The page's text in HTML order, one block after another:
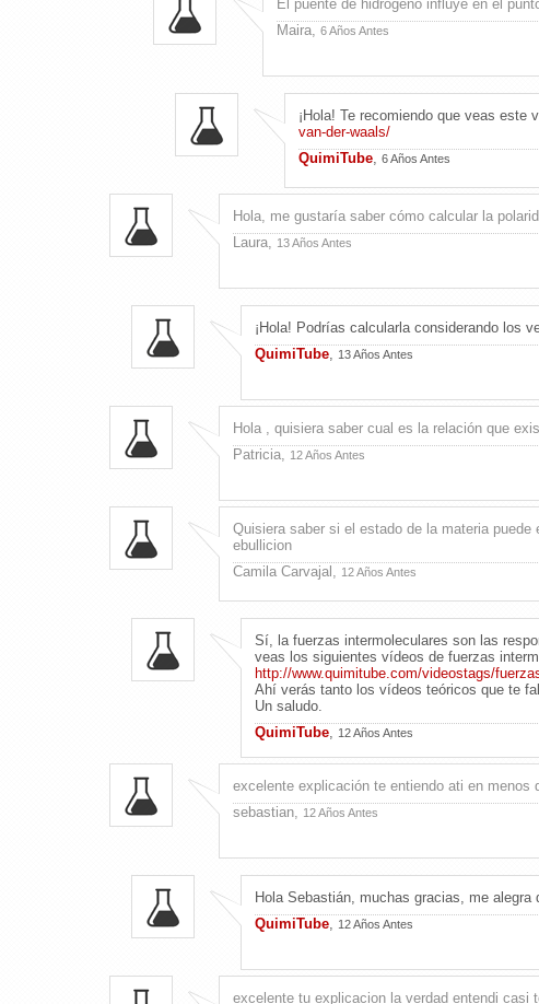
El puente de hidrógeno influye en el
Maira,
6 Años Antes
¡Hola! Te recomiendo que veas
van-der-waals/
QuimiTube, 6 Años Antes
Hola, me gustaría saber cómo calcular la
Laura,
13 Años Antes
¡Hola! Podrías calcularla considerando los
QuimiTube, 13 Años Antes
Hola , quisiera saber cual es la relación que
Patricia,
12 Años Antes
Quisiera saber si el estado de la materia
ebullicion
Camila Carvajal,
12 Años Antes
Sí, la fuerzas intermoleculares son las
veas los siguientes vídeos de fuerzas
http://www.quimitube.com/videostags/
Ahí verás tanto los vídeos teóricos que te
Un saludo.
QuimiTube, 12 Años Antes
excelente explicación te entiendo ati en menos
sebastian,
12 Años Antes
Hola Sebastián, muchas gracias, me alegra
QuimiTube, 12 Años Antes
excelente tu explicacion la verdad entendi casi